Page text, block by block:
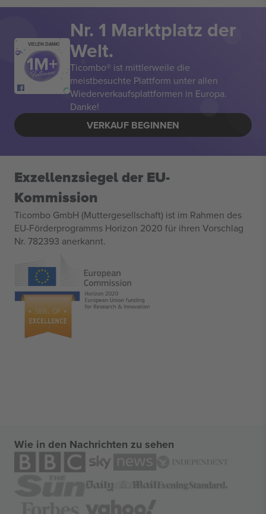
VIELEN DANK!
Nr. 1 Marktplatz der
Welt.
Ticombo® ist mittlerweile die
meistbesuchte Plattform unter allen
Wiederverkaufsplattformen in Europa.
Danke!
VERKAUF BEGINNEN
Exzellenzsiegel der EU-
Kommission
Ticombo GmbH (Muttergesellschaft) ist im Rahmen des
EU-Förderprogramms Horizon 2020 für ihren Vorschlag
Nr. 782393 anerkannt.
Wie in den Nachrichten zu sehen